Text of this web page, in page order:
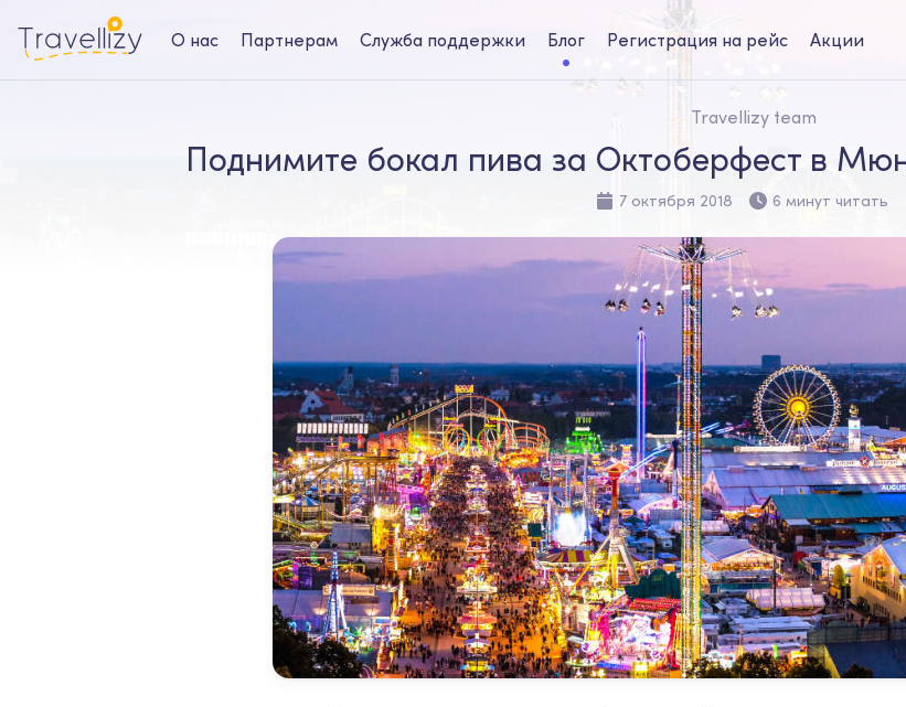
О нас Партнерам Служба поддержки Блог Регистрация на рейс Акции
Travellizy team
Поднимите бокал пива за Октоберфест в
7 октября 2018 6 минут читать